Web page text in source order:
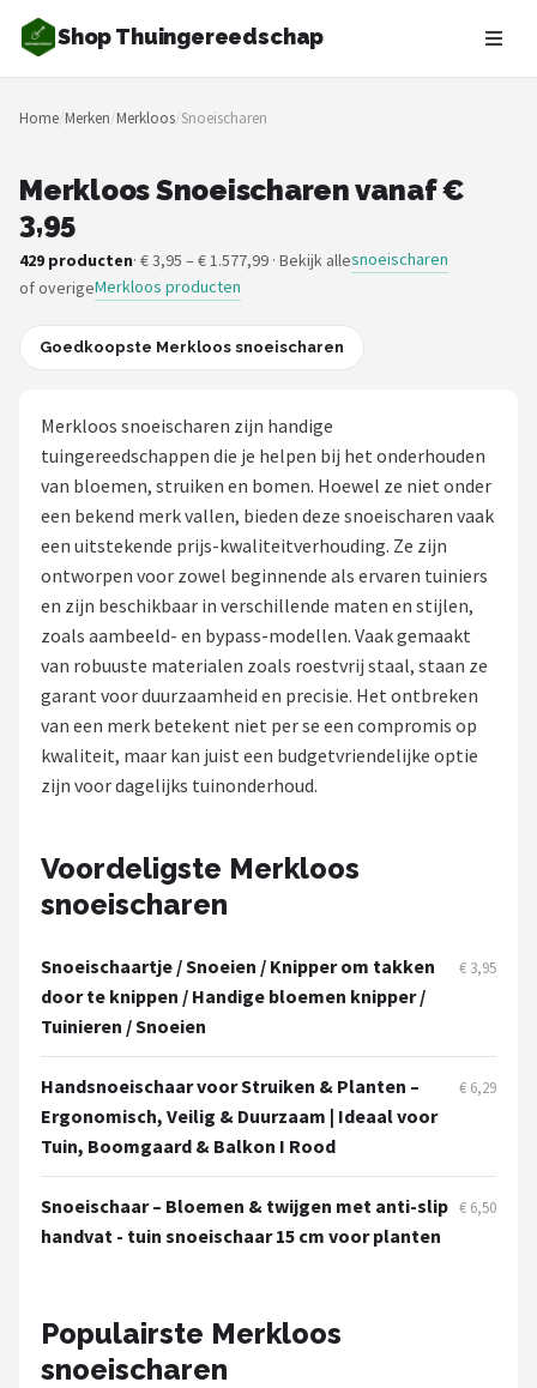
Shop Thuingereedschap
Zoeken
NAVIGATIE
Merken
Blog
Borderplanten
Hogedrukreinigers
Grastrimmers
Onkruidbranders
Shop
To the South
GARDENA
Husqvarna
Bosch
WORX
Einhell
Makita
Synx Tools
Alle merken →
Home/Merken/Merkloos/Snoeischaren
Merkloos Snoeischaren vanaf €
3,95
429 producten· € 3,95 – € 1.577,99 · Bekijk allesnoeischaren
of overigeMerkloos producten
Goedkoopste Merkloos snoeischaren
Merkloos snoeischaren zijn handige
tuingereedschappen die je helpen bij het onderhouden
van bloemen, struiken en bomen. Hoewel ze niet onder
een bekend merk vallen, bieden deze snoeischaren vaak
een uitstekende prijs-kwaliteitverhouding. Ze zijn
ontworpen voor zowel beginnende als ervaren tuiniers
en zijn beschikbaar in verschillende maten en stijlen,
zoals aambeeld- en bypass-modellen. Vaak gemaakt
van robuuste materialen zoals roestvrij staal, staan ze
garant voor duurzaamheid en precisie. Het ontbreken
van een merk betekent niet per se een compromis op
kwaliteit, maar kan juist een budgetvriendelijke optie
zijn voor dagelijks tuinonderhoud.
Voordeligste Merkloos
snoeischaren
Snoeischaartje / Snoeien / Knipper om takken
door te knippen / Handige bloemen knipper /
Tuinieren / Snoeien
€ 3,95
Handsnoeischaar voor Struiken & Planten –
Ergonomisch, Veilig & Duurzaam | Ideaal voor
Tuin, Boomgaard & Balkon I Rood
€ 6,29
Snoeischaar – Bloemen & twijgen met anti-slip
handvat - tuin snoeischaar 15 cm voor planten
€ 6,50
Populairste Merkloos
snoeischaren